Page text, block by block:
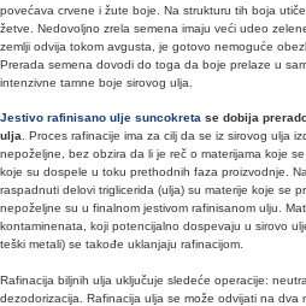
povećava crvene i žute boje. Na strukturu tih boja
žetve. Nedovoljno zrela semena imaju veći udeo
zemlji odvija tokom avgusta, je gotovo nemoguće
Prerada semena dovodi do toga da boje prelaze u
intenzivne tamne boje sirovog ulja.
Jestivo rafinisano ulje suncokreta se dobija
ulja . Proces rafinacije ima za cilj da se iz sirovog ulja
nepoželjne, bez obzira da li je reč o materijama koje
koje su dospele u toku prethodnih faza proizvodnje.
raspadnuti delovi triglicerida (ulja) su materije koje se
nepoželjne su u finalnom jestivom rafinisanom ulju.
kontaminenata, koji potencijalno dospevaju u sirovo
teški metali) se takođe uklanjaju rafinacijom.
Rafinacija biljnih ulja uključuje sledeće operacije:
dezodorizacija. Rafinacija ulja se može odvijati na dva